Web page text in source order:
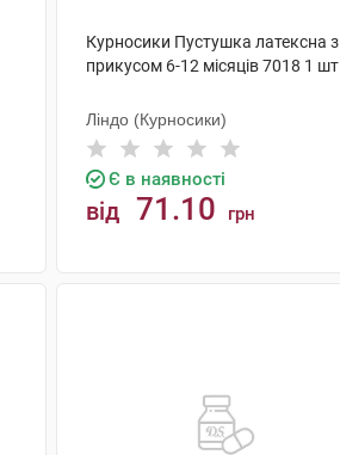
Курносики Пустушка латексна з
прикусом 6-12 місяців 7018 1 шт
Ліндо (Курносики)
Є в наявності
від 71.10 грн